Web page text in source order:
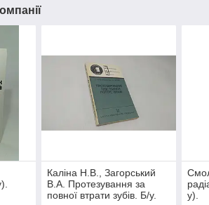
Каліна Н.В., Загорський
В.А. Протезування за
повної втрати зубів. Б/у.
у).